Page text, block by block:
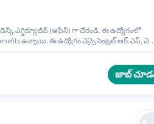
ఎగ్జిక్యూటివ్ (ఆఫీస్) గా చేరండి. ఈ ఉద్యోగంలో
ఉన్నాయి. ఈ ఉద్యోగం చెన్నై సెంట్రల్ ఆర్.ఎస్,
జాబ్